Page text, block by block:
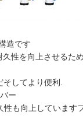
造です
久性を向上させるた
そしてより便利
ー
性も向上しています